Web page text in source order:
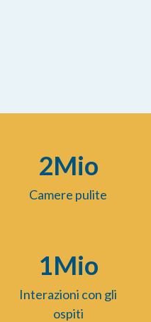
2Mio
Camere pulite
1Mio
Interazioni con gli
ospiti